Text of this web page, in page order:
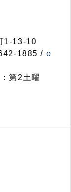
1-13-10
1885 / o
第2土曜